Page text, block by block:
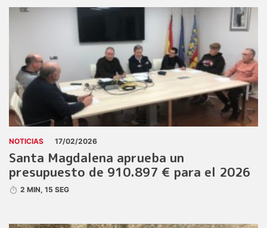
NOTICIAS 17/02/2026
Santa Magdalena aprueba un
presupuesto de 910.897 € para el 2026
2 MIN, 15 SEG